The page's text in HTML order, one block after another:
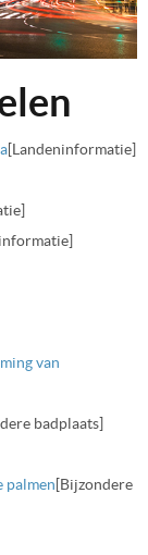
[Landeninformatie]
van
badplaats]
palmen[Bijzondere